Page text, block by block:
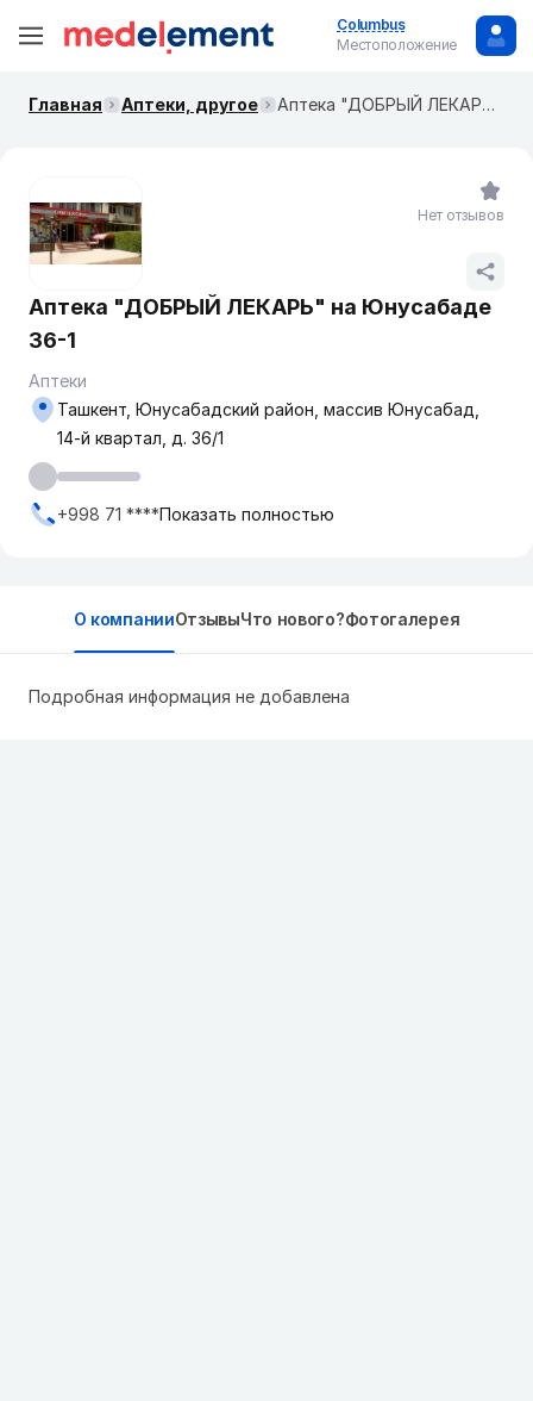
Columbus
Местоположение
Главная Аптеки, другое Аптека "ДОБРЫЙ ЛЕКАРЬ" на Юнусабаде 36-1
Аптека "ДОБРЫЙ ЛЕКАРЬ" на Юнусабаде
36-1
Аптеки
Ташкент, Юнусабадский район, массив Юнусабад,
14-й квартал, д. 36/1
+998 71 ****Показать полностью
Нет отзывов
О компанииОтзывыЧто нового?Фотогалерея
Подробная информация не добавлена